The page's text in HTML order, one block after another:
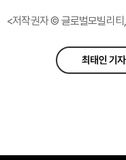
<저작권자 © 글로벌모빌리
최태인 기